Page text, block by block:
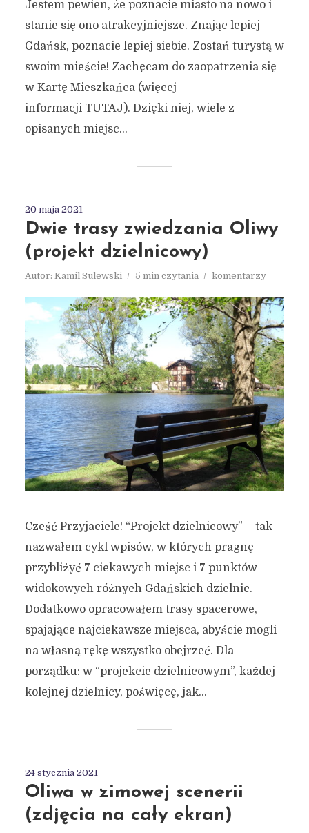
Jestem pewien, że poznacie miasto na nowo i
stanie się ono atrakcyjniejsze. Znając lepiej
Gdańsk, poznacie lepiej siebie. Zostań turystą w
swoim mieście! Zachęcam do zaopatrzenia się
w Kartę Mieszkańca (więcej
informacji TUTAJ). Dzięki niej, wiele z
opisanych miejsc...
20 maja 2021
Dwie trasy zwiedzania Oliwy
(projekt dzielnicowy)
Autor: Kamil Sulewski 5 min czytania komentarzy
Cześć Przyjaciele! “Projekt dzielnicowy” – tak
nazwałem cykl wpisów, w których pragnę
przybliżyć 7 ciekawych miejsc i 7 punktów
widokowych różnych Gdańskich dzielnic.
Dodatkowo opracowałem trasy spacerowe,
spajające najciekawsze miejsca, abyście mogli
na własną rękę wszystko obejrzeć. Dla
porządku: w “projekcie dzielnicowym”, każdej
kolejnej dzielnicy, poświęcę, jak...
24 stycznia 2021
Oliwa w zimowej scenerii
(zdjęcia na cały ekran)